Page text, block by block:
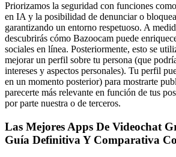
Priorizamos la seguridad con funciones
en IA y la posibilidad de denunciar o
garantizando un entorno respetuoso. A
descubrirás cómo Bazoocam puede
sociales en línea. Posteriormente, esto se
mejorar un perfil sobre tu persona (que
intereses y aspectos personales). Tu perfil
en un momento posterior) para mostrarte
parecerte más relevante en función de tus
por parte nuestra o de terceros.
Las Mejores Apps De Videochat
Guía Definitiva Y Comparativa